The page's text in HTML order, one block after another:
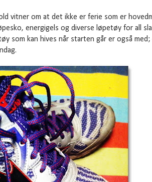
vitner om at det ikke er ferie som er
energigels og diverse løpetøy for all
som kan hives når starten går er også